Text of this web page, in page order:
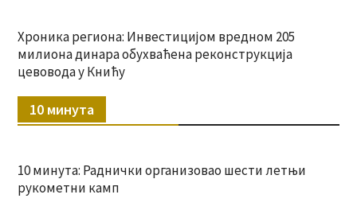
Хроника региона: Инвестицијом вредном 205
милиона динара обухваћена реконструкција
цевовода у Книћу
10 минута
10 минута: Раднички организовао шести летњи
рукометни камп